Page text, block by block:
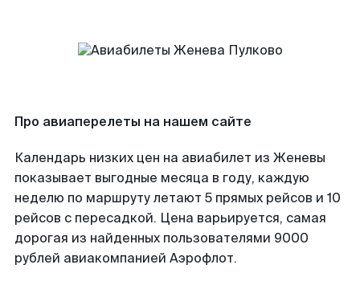
Про авиаперелеты на нашем сайте
Календарь низких цен на авиабилет из Женевы
показывает выгодные месяца в году, каждую
неделю по маршруту летают 5 прямых рейсов и 10
рейсов с пересадкой. Цена варьируется, самая
дорогая из найденных пользователями 9000
рублей авиакомпанией Аэрофлот.